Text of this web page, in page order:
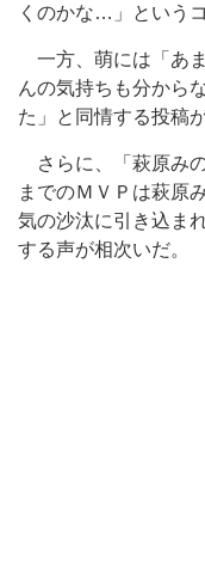
くのかな…」という
一方、萌には「あ
んの気持ちも分から
た」と同情する投稿
さらに、「萩原み
までのＭＶＰは萩原
気の沙汰に引き込ま
する声が相次いだ。